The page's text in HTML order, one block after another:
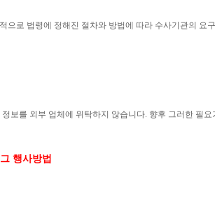
으로 법령에 정해진 절차와 방법에 따라 수사기관의 요
보를 외부 업체에 위탁하지 않습니다 향후 그러한 필요
행사방법